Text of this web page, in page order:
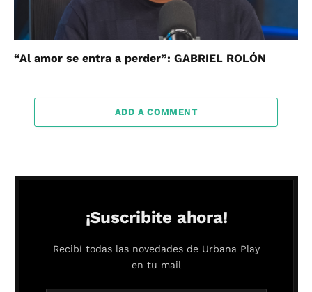
“Al amor se entra a perder”: GABRIEL ROLÓN
ADD A COMMENT
¡Suscribite ahora!
Recibí todas las novedades de Urbana Play
en tu mail